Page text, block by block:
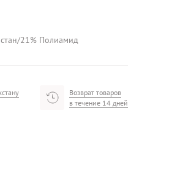
21% Полиамид
Возврат товаров
в течение 14 дней